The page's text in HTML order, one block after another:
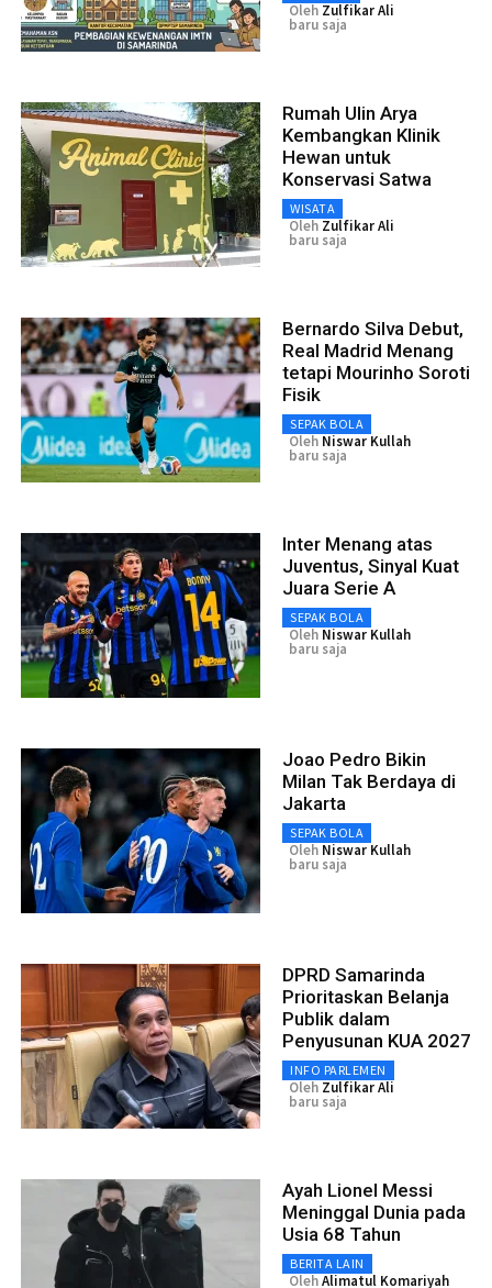
Oleh Zulfikar Ali
baru saja
Rumah Ulin Arya
Kembangkan Klinik
Hewan untuk
Konservasi Satwa
WISATA
Oleh Zulfikar Ali
baru saja
Bernardo Silva Debut,
Real Madrid Menang
tetapi Mourinho Soroti
Fisik
SEPAK BOLA
Oleh Niswar Kullah
baru saja
Inter Menang atas
Juventus, Sinyal Kuat
Juara Serie A
SEPAK BOLA
Oleh Niswar Kullah
baru saja
Joao Pedro Bikin
Milan Tak Berdaya di
Jakarta
SEPAK BOLA
Oleh Niswar Kullah
baru saja
DPRD Samarinda
Prioritaskan Belanja
Publik dalam
Penyusunan KUA 2027
INFO PARLEMEN
Oleh Zulfikar Ali
baru saja
Ayah Lionel Messi
Meninggal Dunia pada
Usia 68 Tahun
BERITA LAIN
OlehAlimatul Komariyah